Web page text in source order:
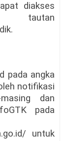
diakses
pada angka
notifikasi
dan
pada
untuk